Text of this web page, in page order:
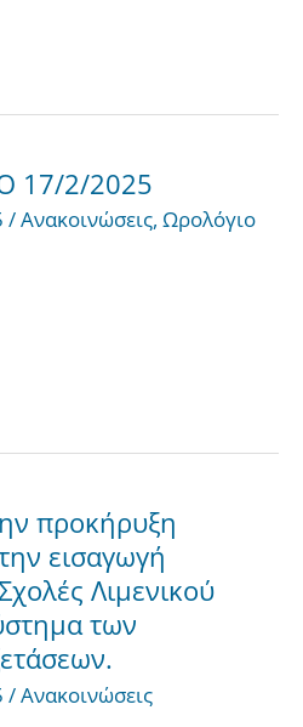
17/2/2025
/Ανακοινώσεις, Ωρολόγιο
προκήρυξη
εισαγωγή
Λιμενικού
των
/Ανακοινώσεις